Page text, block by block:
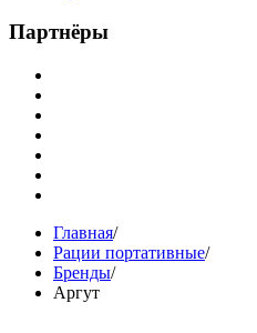
Партнёры
Главная/
Рации портативные/
Бренды/
Аргут